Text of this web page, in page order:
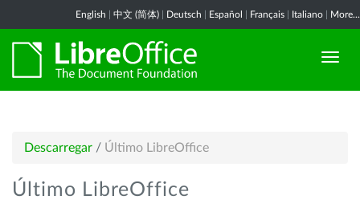
English 中文 (简体) Deutsch Español Français Italiano More...
Descarregar / Último LibreOffice
Último LibreOffice